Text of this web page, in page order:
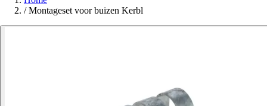
/ Montageset voor buizen Kerbl